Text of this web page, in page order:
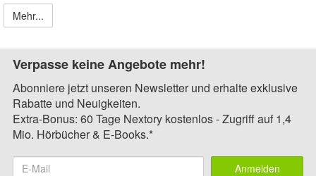
Mehr...
Verpasse keine Angebote mehr!
Abonniere jetzt unseren Newsletter und erhalte exklusive
Rabatte und Neuigkeiten.
Extra-Bonus: 60 Tage Nextory kostenlos - Zugriff auf 1,4
Mio. Hörbücher & E-Books.*
Anmelden